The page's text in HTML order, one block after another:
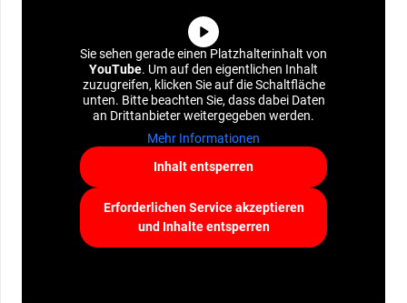
Sie sehen gerade einen Platzhalterinhalt von
YouTube. Um auf den eigentlichen Inhalt
zuzugreifen, klicken Sie auf die Schaltfläche
unten. Bitte beachten Sie, dass dabei Daten
an Drittanbieter weitergegeben werden.
Mehr Informationen
Inhalt entsperren
Erforderlichen Service akzeptieren
und Inhalte entsperren